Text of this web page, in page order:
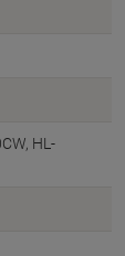
HL-